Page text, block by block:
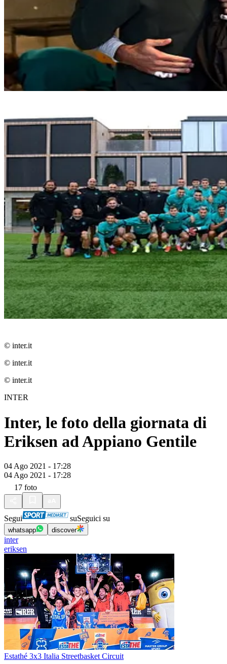
© inter.it
© inter.it
© inter.it
INTER
Inter, le foto della giornata di
Eriksen ad Appiano Gentile
04 Ago 2021 - 17:28
04 Ago 2021 - 17:28
17 foto
Segui suSeguici su
whatsapp discover
inter
eriksen
Estathé 3x3 Italia Streetbasket Circuit